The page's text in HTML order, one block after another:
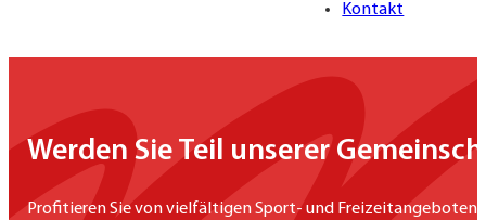
Kontakt
Werden Sie Teil unserer
Profitieren Sie von vielfältigen Sport- und